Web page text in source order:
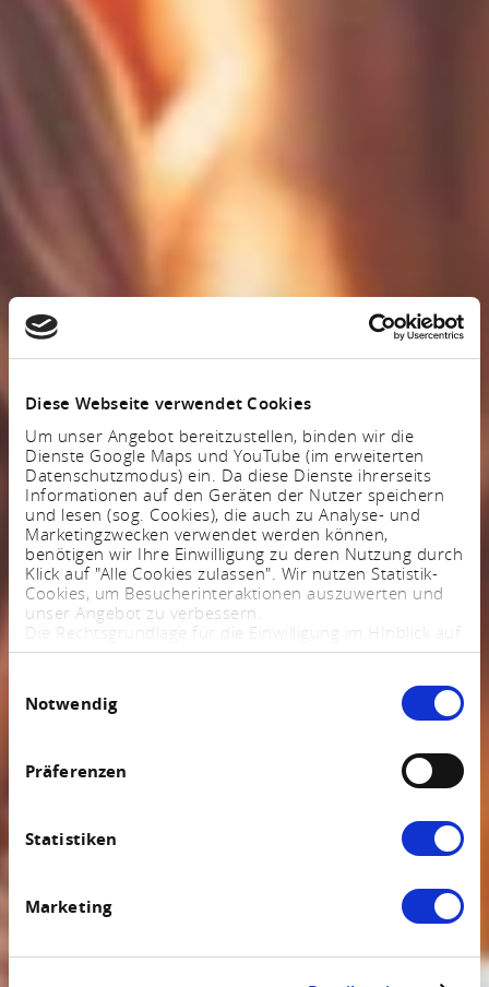
Diese Webseite verwendet Cookies
Um unser Angebot bereitzustellen, binden wir die
Dienste Google Maps und YouTube (im erweiterten
Datenschutzmodus) ein. Da diese Dienste ihrerseits
Informationen auf den Geräten der Nutzer speichern
und lesen (sog. Cookies), die auch zu Analyse- und
Marketingzwecken verwendet werden können,
benötigen wir Ihre Einwilligung zu deren Nutzung durch
Klick auf "Alle Cookies zulassen". Wir nutzen Statistik-
Cookies, um Besucherinteraktionen auszuwerten und
unser Angebot zu verbessern.
Die Rechtsgrundlage für die Einwilligung im HInblick auf
die Speicherung und das Auslesen von Informationen
Verarbeitung personenbezogener Daten Art. 6 Abs. 1
lit. a DSGVO.
widerrufen. Weitere Informationen finden Sie in
Notwendig
Präferenzen
Statistiken
Marketing